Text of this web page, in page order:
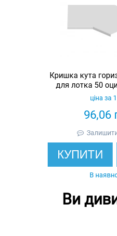
Кришка кута
для лотка 50
96,06
ціна за
Залишити
КУПИТИ
В
Ви